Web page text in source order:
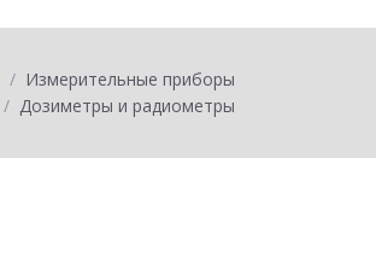
Измерительные приборы
Дозиметры и радиометры